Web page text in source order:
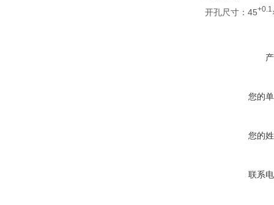
开孔尺寸：45+0.1
您的
您的
联系